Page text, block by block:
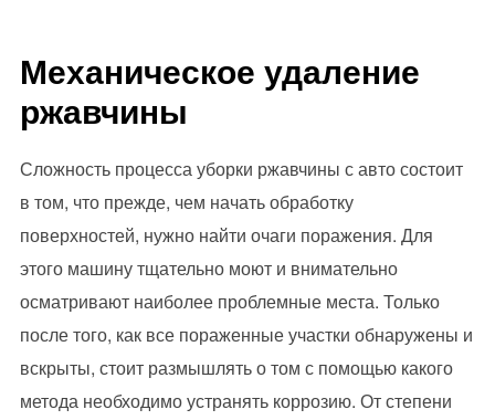
Механическое удаление
ржавчины
Сложность процесса уборки ржавчины с авто состоит
в том, что прежде, чем начать обработку
поверхностей, нужно найти очаги поражения. Для
этого машину тщательно моют и внимательно
осматривают наиболее проблемные места. Только
после того, как все пораженные участки обнаружены и
вскрыты, стоит размышлять о том с помощью какого
метода необходимо устранять коррозию. От степени